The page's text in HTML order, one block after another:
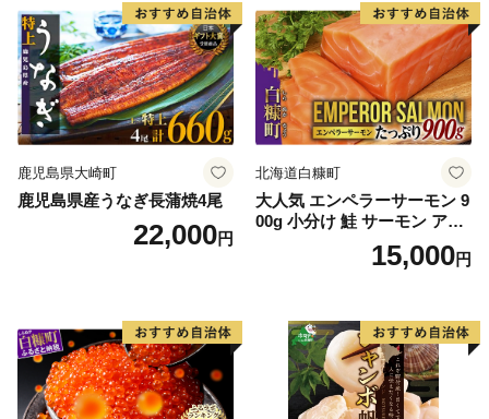
鹿児島県大崎町
鹿児島県産うなぎ長蒲焼4尾
22,000円
北海道白糠町
大人気 エンペラーサーモン 9
00g 小分け 鮭 サーモン アト
ランティックサーモン 水産
庁長官賞 受賞 さけ シャケ し
満足 美味しい 贈答 生食用 刺
身 お刺身 刺し身 魚介類 海鮮
冷凍 厚切り 薄切り ふるさと
納税 ふるさとチョイス チョ
イス 北海道 白糠町
15,000円